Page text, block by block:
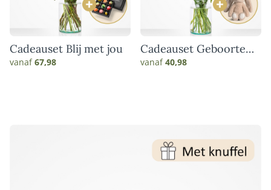
Cadeauset Blij met jou
vanaf67,98
Cadeauset Geboorte
blauw
vanaf40,98